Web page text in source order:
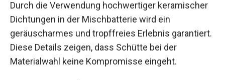
Durch die Verwendung hochwertiger keramischer
Dichtungen in der Mischbatterie wird ein
geräuscharmes und tropffreies Erlebnis garantiert.
Diese Details zeigen, dass Schütte bei der
Materialwahl keine Kompromisse eingeht.